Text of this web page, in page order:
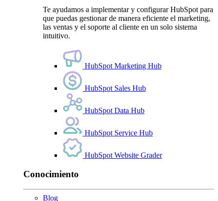
Te ayudamos a implementar y configurar HubSpot para
que puedas gestionar de manera eficiente el marketing,
las ventas y el soporte al cliente en un solo sistema
intuitivo.
HubSpot Marketing Hub
HubSpot Sales Hub
HubSpot Data Hub
HubSpot Service Hub
HubSpot Website Grader
Conocimiento
Blog